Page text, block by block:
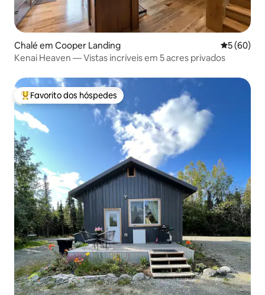
Chalé em Cooper Landing
5 (60)
Kenai Heaven — Vistas incríveis em 5 acres privados
Favoritos dos hóspedes mais apreciados
Favorito dos hóspedes